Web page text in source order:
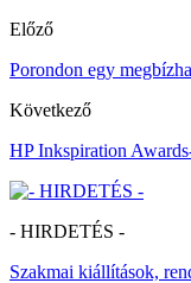
Előző
Porondon egy
Következő
HP Inkspiration
- HIRDETÉS -
Szakmai kiállítások,